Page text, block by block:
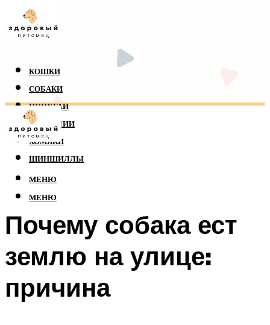
КОШКИ
СОБАКИ
ПОПУГАИ
РЕПТИЛИИ
ХОМЯКИ
ШИНШИЛЛЫ
МЕНЮ
МЕНЮ
Почему собака ест
землю на улице:
причина